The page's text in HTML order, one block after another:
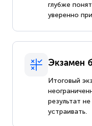
глубже
уверенно
Экзамен
Итоговый
результат
устраивать.